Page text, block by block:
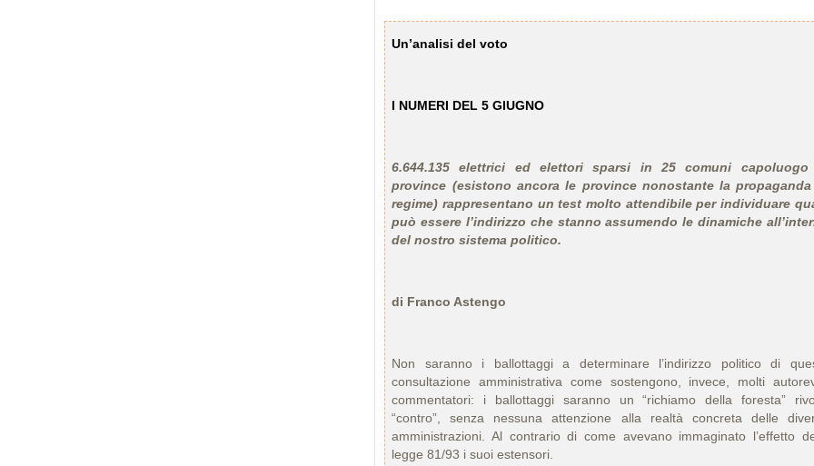
Un’analisi del voto
I NUMERI DEL 5 GIUGNO
6.644.135 elettrici ed elettori sparsi in 25 comuni
province (esistono ancora le province nonostante la
regime) rappresentano un test molto attendibile per individuare
può essere l’indirizzo che stanno assumendo le dinamiche
del nostro sistema politico.
di Franco Astengo
Non saranno i ballottaggi a determinare l’indirizzo politico di
consultazione amministrativa come sostengono, invece, molti
commentatori: i ballottaggi saranno un “richiamo della foresta”
“contro”, senza nessuna attenzione alla realtà concreta delle
amministrazioni. Al contrario di come avevano immaginato l’effetto
legge 81/93 i suoi estensori.